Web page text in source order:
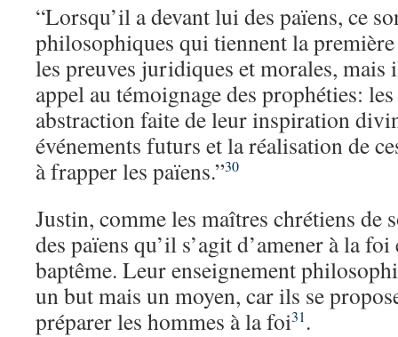
“Lorsqu’il a devant lui des païens, ce
philosophiques qui tiennent la première
les preuves juridiques et morales, mais
appel au témoignage des prophéties:
abstraction faite de leur inspiration
événements futurs et la réalisation de
à frapper les païens.”30
Justin, comme les maîtres chrétiens de
des païens qu’il s’agit d’amener à la
baptême. Leur enseignement
un but mais un moyen, car ils se
préparer les hommes à la foi31 .